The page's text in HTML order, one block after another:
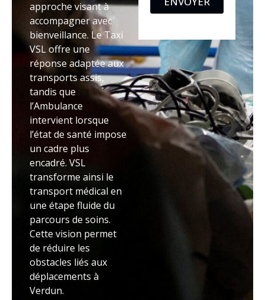
approche visant à
accompagner avec
bienveillance. Le Taxi
VSL offre une
réponse adaptée aux
transports assis,
tandis que
l’Ambulance
intervient lorsque
l’état de santé impose
un cadre plus
encadré. VSL
transforme ainsi le
transport médical en
une étape fluide du
parcours de soins.
Cette vision permet
de réduire les
obstacles liés aux
déplacements à
Verdun.